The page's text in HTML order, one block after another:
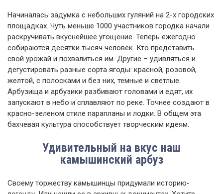
Начиналась задумка с небольших гуляний на 2-х городских
площадках. Чуть меньше 1000 участников городка начали
раскручивать вкуснейшее угощение. Теперь ежегодно
собираются десятки тысяч человек. Кто представить
свой урожай и похвалиться им. Другие – удивляться и
дегустировать разные сорта ягоды: красной, розовой,
желтой, с полосками и без них, темные и светлые.
Арбузища и арбузики разбивают головами и едят, их
запускают в небо и сплавляют по реке. Точнее создают в
красно-зеленом стиле парапланы и лодки. В общем эта
бахчевая культура способствует творческим идеям.
Удивительный на вкус наш
камышинский арбуз
Своему торжеству камышинцы придумали историю-